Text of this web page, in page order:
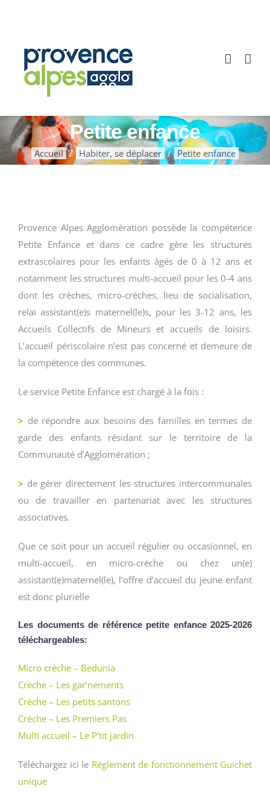
Petite enfance
Accueil Habiter, se déplacer Petite enfance
Provence Alpes Agglomération possède la compétence
Petite Enfance et dans ce cadre gère les structures
extrascolaires pour les enfants âgés de 0 à 12 ans et
notamment les structures multi-accueil pour les 0-4 ans
dont les crèches, micro-crèches, lieu de socialisation,
relai assistant(e)s maternel(le)s, pour les 3-12 ans, les
Accueils Collectifs de Mineurs et accueils de loisirs.
L’accueil périscolaire n’est pas concerné et demeure de
la compétence des communes.
Le service Petite Enfance est chargé à la fois :
> de répondre aux besoins des familles en termes de
garde des enfants résidant sur le territoire de la
Communauté d’Agglomération ;
> de gérer directement les structures intercommunales
ou de travailler en partenariat avec les structures
associatives.
Que ce soit pour un accueil régulier ou occasionnel, en
multi-accueil, en micro-crèche ou chez un(e)
assistant(e)maternel(le), l’offre d’accueil du jeune enfant
est donc plurielle
Les documents de référence petite enfance 2025-2026
téléchargeables:
Micro crèche – Bedunia
Crèche – Les gar’nements
Crèche – Les petits santons
Crèche – Les Premiers Pas
Multi accueil – Le P’tit jardin
Téléchargez ici le Règlement de fonctionnement Guichet
unique